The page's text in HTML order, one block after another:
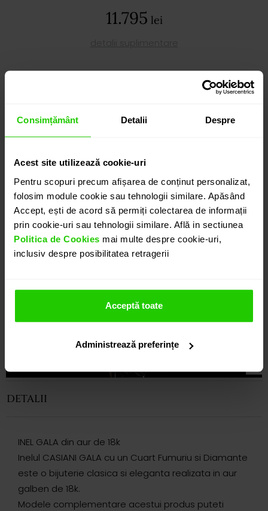
Consimțământ Detalii Despre
Acest site utilizează cookie-uri
Pentru scopuri precum afișarea de conținut personalizat,
folosim module cookie sau tehnologii similare. Apăsând
Accept, ești de acord să permiți colectarea de informații
prin cookie-uri sau tehnologii similare. Află in sectiunea
Politica de Cookies mai multe despre cookie-uri,
inclusiv despre posibilitatea retragerii
Acceptă toate
Administrează preferințe
11.795 lei
PROGRAMEAZĂ O ÎNTÂLNIRE
DETALII
INEL GALA din aur de 18k
Inelul CASIANI GALA cu un Cuart Fumuriu si Diamante
este o bijuterie clasica si eleganta realizata in aur
galben de 18k.
Modele complementare acestui produs puteti